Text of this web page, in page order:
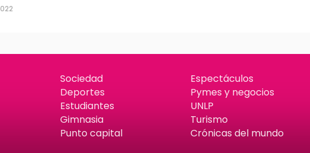
Sociedad
Deportes
Estudiantes
Gimnasia
Punto capital
Espectáculos
Pymes y negocios
UNLP
Turismo
Crónicas del mundo